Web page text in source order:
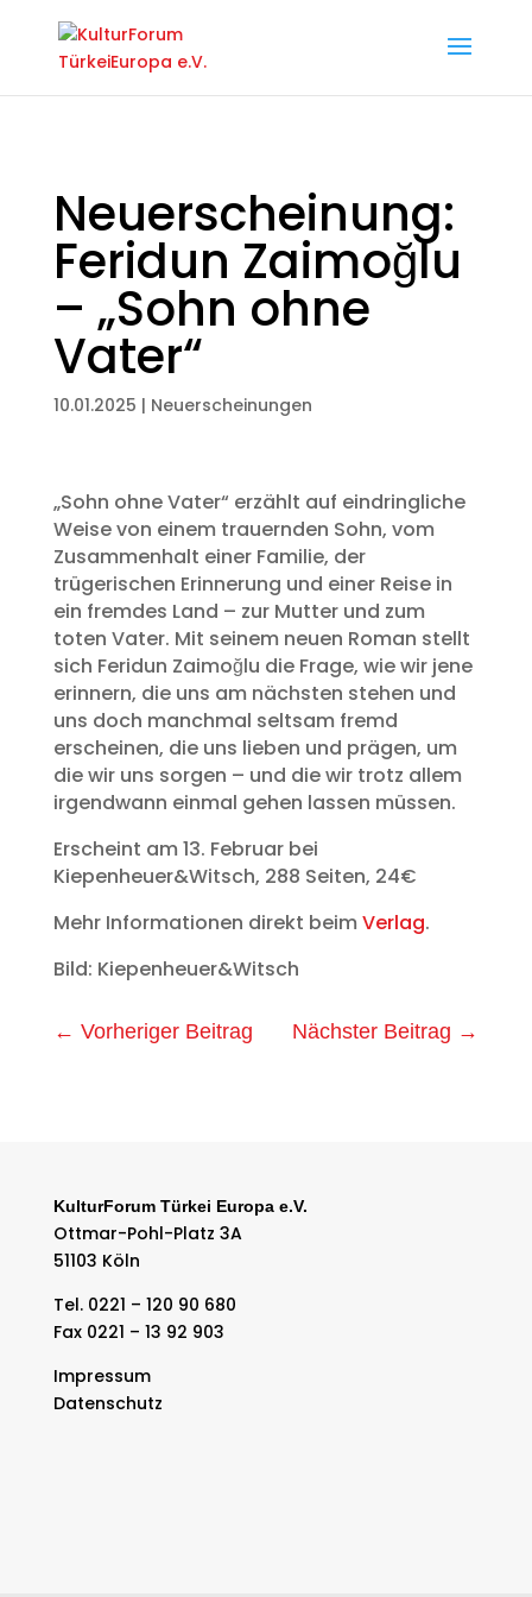
Neuerscheinung:
Feridun Zaimoğlu
– „Sohn ohne
Vater“
10.01.2025 | Neuerscheinungen
„Sohn ohne Vater“ erzählt auf eindringliche
Weise von einem trauernden Sohn, vom
Zusammenhalt einer Familie, der
trügerischen Erinnerung und einer Reise in
ein fremdes Land – zur Mutter und zum
toten Vater. Mit seinem neuen Roman stellt
sich Feridun Zaimoğlu die Frage, wie wir jene
erinnern, die uns am nächsten stehen und
uns doch manchmal seltsam fremd
erscheinen, die uns lieben und prägen, um
die wir uns sorgen – und die wir trotz allem
irgendwann einmal gehen lassen müssen.
Erscheint am 13. Februar bei
Kiepenheuer&Witsch, 288 Seiten, 24€
Mehr Informationen direkt beim Verlag.
Bild: Kiepenheuer&Witsch
← Vorheriger Beitrag Nächster Beitrag →
KulturForum Türkei Europa e.V.
Ottmar-Pohl-Platz 3A
51103 Köln
Tel. 0221 – 120 90 680
Fax 0221 – 13 92 903
Impressum
Datenschutz